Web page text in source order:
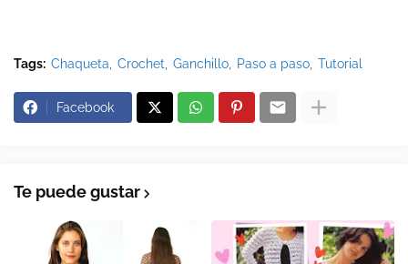
Tags: Chaqueta Crochet Ganchillo Paso a paso Tutorial
Facebook
Te puede gustar